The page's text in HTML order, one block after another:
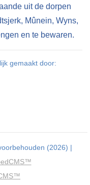
uit de dorpen
Mûnein, Wyns,
en te bewaren.
gemaakt door:
(2026) |